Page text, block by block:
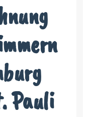
Pauli